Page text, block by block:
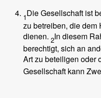
1Die Gesellschaft ist
zu betreiben, die dem
dienen. 2In diesem
berechtigt, sich an
Art zu beteiligen oder
Gesellschaft kann